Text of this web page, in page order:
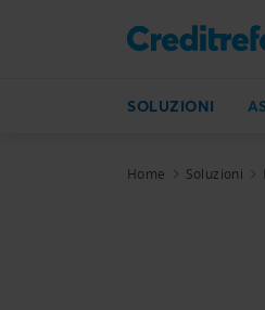
SOLUZIONI
Home Soluzioni